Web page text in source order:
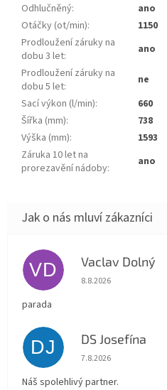
Odhlučněný:
ano
Otáčky (ot/min):
1150
Prodloužení záruky na
dobu 3 let:
ano
Prodloužení záruky na
dobu 5 let:
ne
Sací výkon (l/min):
660
Šířka (mm):
738
Výška (mm):
1593
Záruka 10 let na
prorezavění nádoby: ano
VD Vaclav Dolný
Hodnocení obchodu
8.8.2026
parada
DJ DS Josefína
Hodnocení obchodu
7.8.2026
Náš spolehlivý partner.